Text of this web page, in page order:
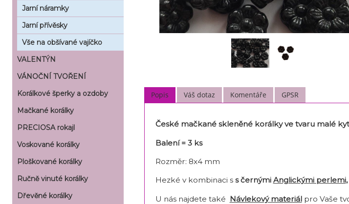
Popis Váš dotaz Komentáře GPSR
České mačkané skleněné korálky ve tvaru malé
Balení = 3 ks
Rozměr: 8x4 mm
Hezké v kombinaci s s černými Anglickými perlemi,
U nás najdete také Návlekový materiál pro Vaše
Jarní náramky
Jarní přívěsky
Vše na obšívané vajíčko
VALENTÝN
VÁNOČNÍ TVOŘENÍ
Korálkové šperky a ozdoby
Mačkané korálky
PRECIOSA rokajl
Voskované korálky
Ploškované korálky
Ručně vinuté korálky
Dřevěné korálky